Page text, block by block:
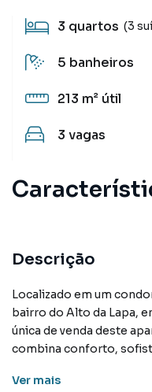
3 quartos (3
5 banheiros
213 m² útil
3 vagas
Descrição
Localizado em um
bairro do Alto da Lapa,
única de venda deste
combina conforto,
Ver mais